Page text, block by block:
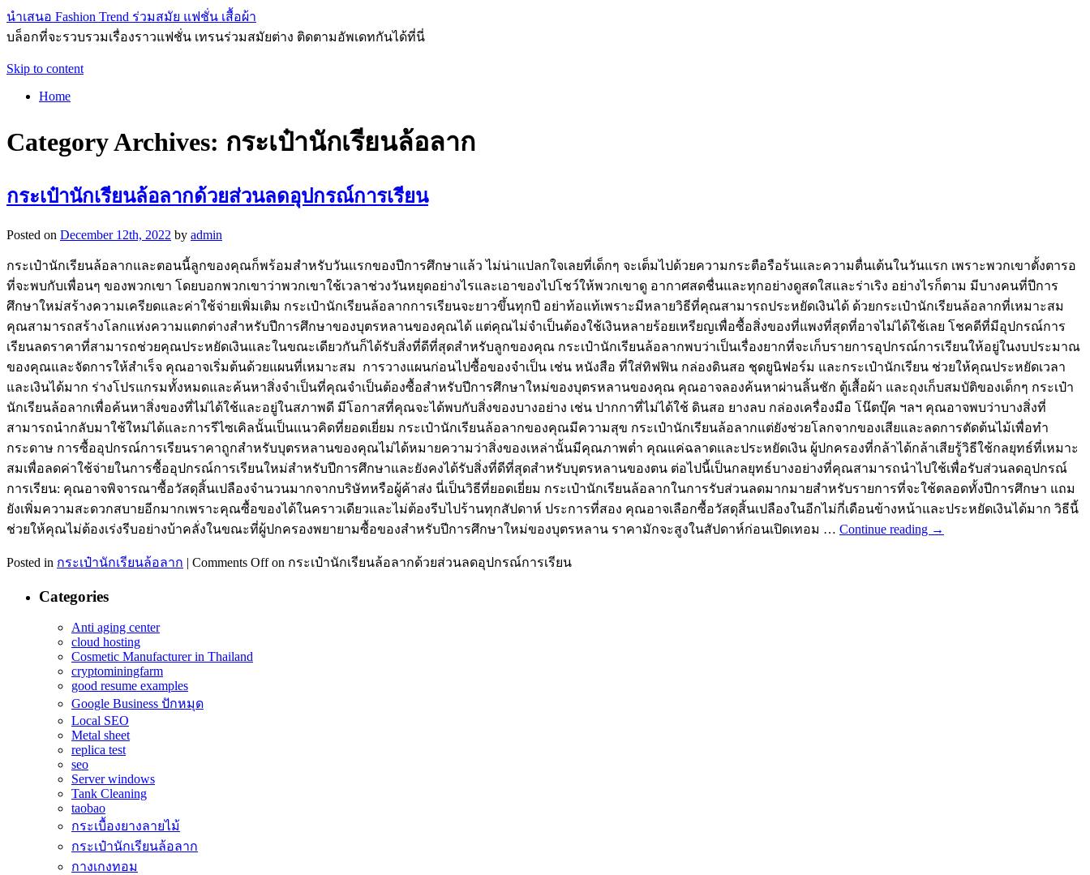
นำเสนอ Fashion Trend ร่วมสมัย แฟชั่น เสื้อผ้า
บล็อกที่จะรวบรวมเรื่องราวแฟชั่น เทรนร่วมสมัยต่าง ติดตามอัพเดทกันได้ที่นี่
Skip to content
Home
Category Archives: กระเป๋านักเรียนล้อลาก
กระเป๋านักเรียนล้อลากด้วยส่วนลดอุปกรณ์การเรียน
Posted on December 12th, 2022 by admin
กระเป๋านักเรียนล้อลากและตอนนี้ลูกของคุณก็พร้อมสำหรับวันแรกของปีการศึกษาแล้ว ไม่น่าแปลกใจเลยที่เด็กๆ จะเต็มไปด้วยความกระตือรือร้นและความตื่นเต้นในวันแรก เพราะพวกเขาตั้งตารอ
ที่จะพบกับเพื่อนๆ ของพวกเขา โดยบอกพวกเขาว่าพวกเขาใช้เวลาช่วงวันหยุดอย่างไรและเอาของไปโชว์ให้พวกเขาดู อากาศสดชื่นและทุกอย่างดูสดใสและร่าเริง อย่างไรก็ตาม มีบางคนที่ปีการ
ศึกษาใหม่สร้างความเครียดและค่าใช้จ่ายเพิ่มเติม กระเป๋านักเรียนล้อลากการเรียนจะยาวขึ้นทุกปี อย่าท้อแท้เพราะมีหลายวิธีที่คุณสามารถประหยัดเงินได้ ด้วยกระเป๋านักเรียนล้อลากที่เหมาะสม
คุณสามารถสร้างโลกแห่งความแตกต่างสำหรับปีการศึกษาของบุตรหลานของคุณได้ แต่คุณไม่จำเป็นต้องใช้เงินหลายร้อยเหรียญเพื่อซื้อสิ่งของที่แพงที่สุดที่อาจไม่ได้ใช้เลย โชคดีที่มีอุปกรณ์การ
เรียนลดราคาที่สามารถช่วยคุณประหยัดเงินและในขณะเดียวกันก็ได้รับสิ่งที่ดีที่สุดสำหรับลูกของคุณ กระเป๋านักเรียนล้อลากพบว่าเป็นเรื่องยากที่จะเก็บรายการอุปกรณ์การเรียนให้อยู่ในงบประมาณ
ของคุณและจัดการให้สำเร็จ คุณอาจเริ่มต้นด้วยแผนที่เหมาะสม การวางแผนก่อนไปซื้อของจำเป็น เช่น หนังสือ ที่ใส่ทิฟฟิน กล่องดินสอ ชุดยูนิฟอร์ม และกระเป๋านักเรียน ช่วยให้คุณประหยัดเวลา
และเงินได้มาก ร่างโปรแกรมทั้งหมดและค้นหาสิ่งจำเป็นที่คุณจำเป็นต้องซื้อสำหรับปีการศึกษาใหม่ของบุตรหลานของคุณ คุณอาจลองค้นหาผ่านลิ้นชัก ตู้เสื้อผ้า และถุงเก็บสมบัติของเด็กๆ กระเป๋า
นักเรียนล้อลากเพื่อค้นหาสิ่งของที่ไม่ได้ใช้และอยู่ในสภาพดี มีโอกาสที่คุณจะได้พบกับสิ่งของบางอย่าง เช่น ปากกาที่ไม่ได้ใช้ ดินสอ ยางลบ กล่องเครื่องมือ โน๊ตบุ๊ค ฯลฯ คุณอาจพบว่าบางสิ่งที่
สามารถนำกลับมาใช้ใหม่ได้และการรีไซเคิลนั้นเป็นแนวคิดที่ยอดเยี่ยม กระเป๋านักเรียนล้อลากของคุณมีความสุข กระเป๋านักเรียนล้อลากแต่ยังช่วยโลกจากของเสียและลดการตัดต้นไม้เพื่อทำ
กระดาษ การซื้ออุปกรณ์การเรียนราคาถูกสำหรับบุตรหลานของคุณไม่ได้หมายความว่าสิ่งของเหล่านั้นมีคุณภาพต่ำ คุณแค่ฉลาดและประหยัดเงิน ผู้ปกครองที่กล้าได้กล้าเสียรู้วิธีใช้กลยุทธ์ที่เหมาะ
สมเพื่อลดค่าใช้จ่ายในการซื้ออุปกรณ์การเรียนใหม่สำหรับปีการศึกษาและยังคงได้รับสิ่งที่ดีที่สุดสำหรับบุตรหลานของตน ต่อไปนี้เป็นกลยุทธ์บางอย่างที่คุณสามารถนำไปใช้เพื่อรับส่วนลดอุปกรณ์
การเรียน: คุณอาจพิจารณาซื้อวัสดุสิ้นเปลืองจำนวนมากจากบริษัทหรือผู้ค้าส่ง นี่เป็นวิธีที่ยอดเยี่ยม กระเป๋านักเรียนล้อลากในการรับส่วนลดมากมายสำหรับรายการที่จะใช้ตลอดทั้งปีการศึกษา แถม
ยังเพิ่มความสะดวกสบายอีกมากเพราะคุณซื้อของได้ในคราวเดียวและไม่ต้องรีบไปร้านทุกสัปดาห์ ประการที่สอง คุณอาจเลือกซื้อวัสดุสิ้นเปลืองในอีกไม่กี่เดือนข้างหน้าและประหยัดเงินได้มาก วิธีนี้
ช่วยให้คุณไม่ต้องเร่งรีบอย่างบ้าคลั่งในขณะที่ผู้ปกครองพยายามซื้อของสำหรับปีการศึกษาใหม่ของบุตรหลาน ราคามักจะสูงในสัปดาห์ก่อนเปิดเทอม … Continue reading →
Posted in กระเป๋านักเรียนล้อลาก | Comments Offon กระเป๋านักเรียนล้อลากด้วยส่วนลดอุปกรณ์การเรียน
Categories
Anti aging center
cloud hosting
Cosmetic Manufacturer in Thailand
cryptominingfarm
good resume examples
Google Business ปักหมุด
Local SEO
Metal sheet
replica test
seo
Server windows
Tank Cleaning
taobao
กระเบื้องยางลายไม้
กระเป๋านักเรียนล้อลาก
กางเกงทอม